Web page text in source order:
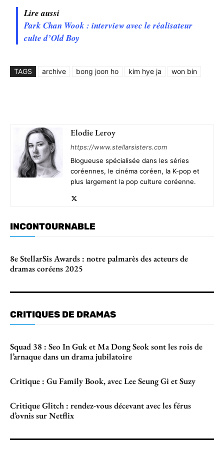
Lire aussi
Park Chan Wook : interview avec le réalisateur
culte d’Old Boy
TAGS archive bong joon ho kim hye ja won bin
Elodie Leroy
https://www.stellarsisters.com
Blogueuse spécialisée dans les séries
coréennes, le cinéma coréen, la K-pop et
plus largement la pop culture coréenne.
INCONTOURNABLE
8e StellarSis Awards : notre palmarès des acteurs de
dramas coréens 2025
CRITIQUES DE DRAMAS
Squad 38 : Seo In Guk et Ma Dong Seok sont les rois de
l’arnaque dans un drama jubilatoire
Critique : Gu Family Book, avec Lee Seung Gi et Suzy
Critique Glitch : rendez-vous décevant avec les férus
d’ovnis sur Netflix